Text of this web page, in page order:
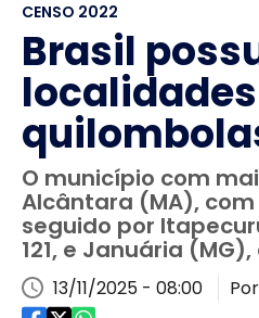
CENSO 2022
Brasil
localidades
O município com
Alcântara (MA), com
seguido por
121, e Januária (MG),
13/11/2025 - 08:00